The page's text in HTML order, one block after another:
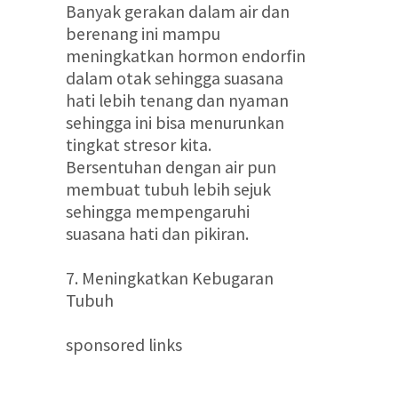
Banyak gerakan dalam air dan
berenang ini mampu
meningkatkan hormon endorfin
dalam otak sehingga suasana
hati lebih tenang dan nyaman
sehingga ini bisa menurunkan
tingkat stresor kita.
Bersentuhan dengan air pun
membuat tubuh lebih sejuk
sehingga mempengaruhi
suasana hati dan pikiran.
7. Meningkatkan Kebugaran
Tubuh
sponsored links